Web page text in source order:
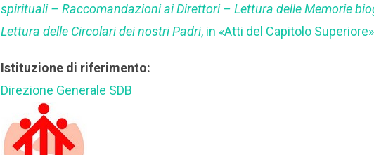
spirituali – Raccomandazioni ai Direttori – Lettura delle Memorie
Lettura delle Circolari dei nostri Padri, in «Atti del Capitolo
Istituzione di riferimento:
Direzione Generale SDB